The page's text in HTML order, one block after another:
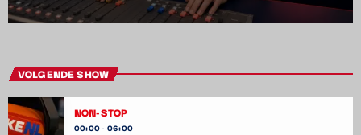
VOLGENDE SHOW
NON-STOP
00:00 - 06:00